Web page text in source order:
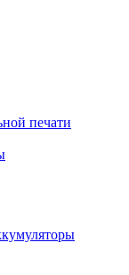
печати